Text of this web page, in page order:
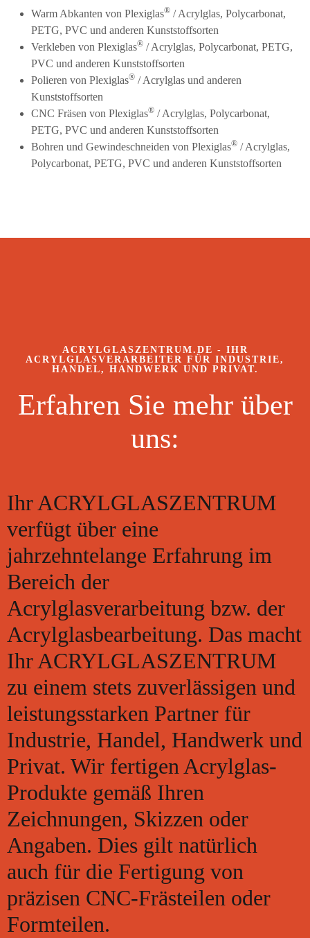
Warm Abkanten von Plexiglas® / Acrylglas, Polycarbonat,
PETG, PVC und anderen Kunststoffsorten
Verkleben von Plexiglas® / Acrylglas, Polycarbonat, PETG,
PVC und anderen Kunststoffsorten
Polieren von Plexiglas® / Acrylglas und anderen
Kunststoffsorten
CNC Fräsen von Plexiglas® / Acrylglas, Polycarbonat,
PETG, PVC und anderen Kunststoffsorten
Bohren und Gewindeschneiden von Plexiglas® / Acrylglas,
Polycarbonat, PETG, PVC und anderen Kunststoffsorten
ACRYLGLASZENTRUM.DE - IHR
ACRYLGLASVERARBEITER FÜR INDUSTRIE,
HANDEL, HANDWERK UND PRIVAT.
Erfahren Sie mehr über
uns:
Ihr ACRYLGLASZENTRUM
verfügt über eine
jahrzehntelange Erfahrung im
Bereich der
Acrylglasverarbeitung bzw. der
Acrylglasbearbeitung. Das macht
Ihr ACRYLGLASZENTRUM
zu einem stets zuverlässigen und
leistungsstarken Partner für
Industrie, Handel, Handwerk und
Privat. Wir fertigen Acrylglas-
Produkte gemäß Ihren
Zeichnungen, Skizzen oder
Angaben. Dies gilt natürlich
auch für die Fertigung von
präzisen CNC-Frästeilen oder
Formteilen.